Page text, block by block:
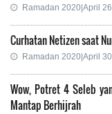
Ramadan 2020|April
Curhatan Netizen saat
Ramadan 2020|April
Wow, Potret 4 Seleb
Mantap Berhijrah